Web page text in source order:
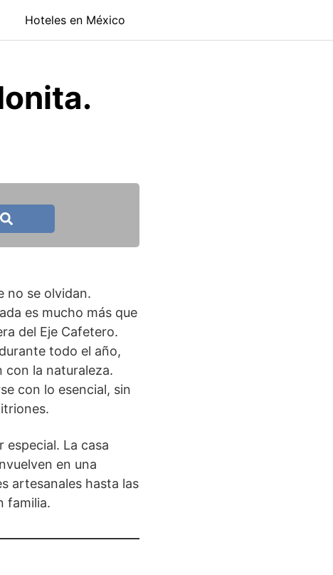
Hoteles en México
no se olvidan.
es mucho más que
del Eje Cafetero.
todo el año,
la naturaleza.
con lo esencial, sin
especial. La casa
en una
artesanales hasta las
familia.